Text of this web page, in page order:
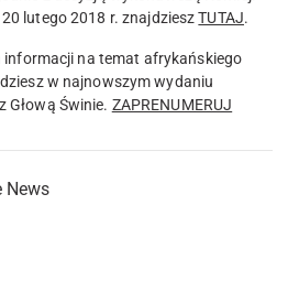
lutego 2018 r. znajdziesz TUTAJ.
informacji na temat afrykańskiego
w najnowszym wydaniu
Głową Świnie. ZAPRENUMERUJ
News